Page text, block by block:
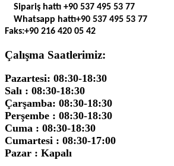
Sipariş hattı +90 537 495 53 77
Whatsapp hattı+90 537 495 53 77
Faks:+90 216 420 05 42
Çalışma Saatlerimiz:
Pazartesi: 08:30-18:30
Salı : 08:30-18:30
Çarşamba: 08:30-18:30
Perşembe : 08:30-18:30
Cuma : 08:30-18:30
Cumartesi : 08:30-17:00
Pazar : Kapalı